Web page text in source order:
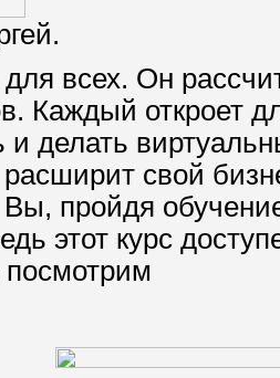
всех. Он
Каждый откроет
и делать
свой
пройдя
этот курс
посмотрим